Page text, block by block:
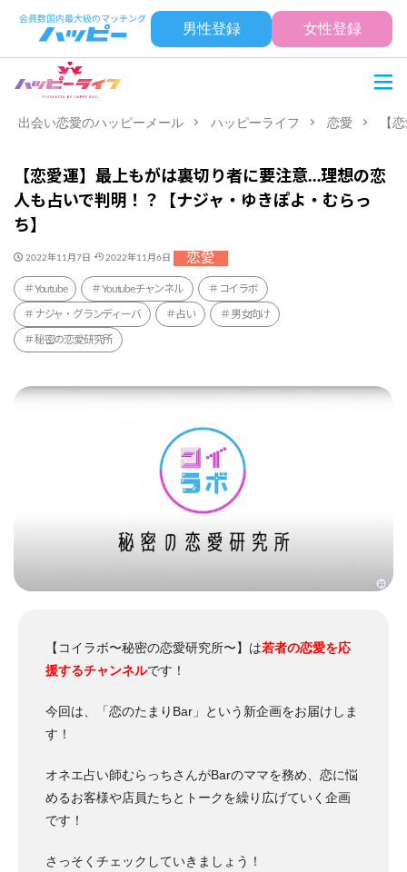
男性登録 女性登録
出会い恋愛のハッピーメール ハッピーライフ 恋愛 【
【恋愛運】最上もがは裏切り者に要注意…理想の恋
人も占いで判明！？【ナジャ・ゆきぽよ・むらっ
ち】
2022年11月7日 2022年11月6日 恋愛
Youtube Youtubeチャンネル コイラボ
ナジャ・グランディーバ 占い 男女向け
秘密の恋愛研究所
【コイラボ〜秘密の恋愛研究所〜】は若者の恋愛を応
援するチャンネルです！
今回は、「恋のたまりBar」という新企画をお届けしま
す！
オネエ占い師むらっちさんがBarのママを務め、恋に悩
めるお客様や店員たちとトークを繰り広げていく企画
です！
さっそくチェックしていきましょう！